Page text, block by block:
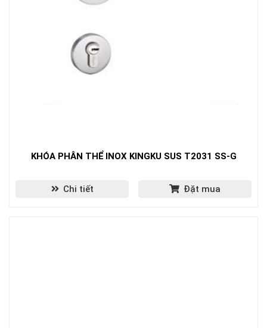
KHÓA PHÂN THỂ INOX KINGKU SUS T2031 SS-G
Chi tiết Đặt mua